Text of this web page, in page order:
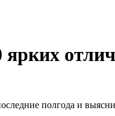
полгода и